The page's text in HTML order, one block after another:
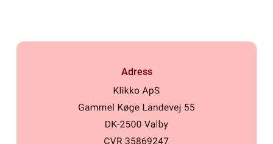
Adress